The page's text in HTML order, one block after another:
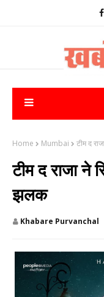
Home Mumbai टीम द
टीम द राजा ने
झलक
Khabare Purvanchal